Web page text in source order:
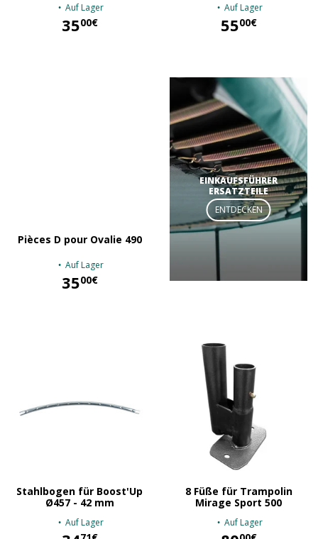
Auf Lager
3500€
Auf Lager
5500€
Pièces D pour Ovalie 490
Auf Lager
3500€
EINKAUFSFÜHRER
ERSATZTEILE
ENTDECKEN
Stahlbogen für Boost'Up
Ø457 - 42 mm
Auf Lager
8 Füße für Trampolin
Mirage Sport 500
Auf Lager